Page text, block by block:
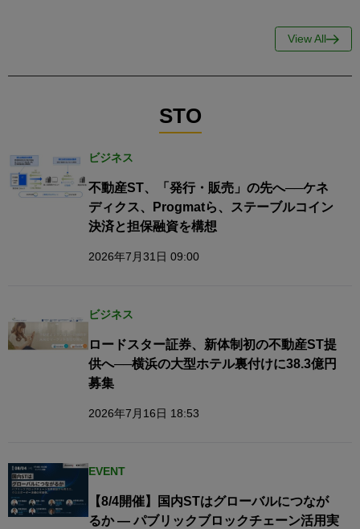
View All
STO
ビジネス
不動産ST、「発行・販売」の先へ──ケネ
ディクス、Progmatら、ステーブルコイン
決済と担保融資を構想
2026年7月31日 09:00
ビジネス
ロードスター証券、新体制初の不動産ST提
供へ──横浜の大型ホテル裏付けに38.3億円
募集
2026年7月16日 18:53
EVENT
【8/4開催】国内STはグローバルにつなが
るか — パブリックブロックチェーン活用実